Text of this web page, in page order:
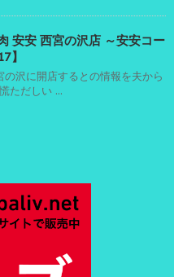
安安 西宮の沢店 ～安安コー
】
沢に開店するとの情報を夫から
ただしい ...